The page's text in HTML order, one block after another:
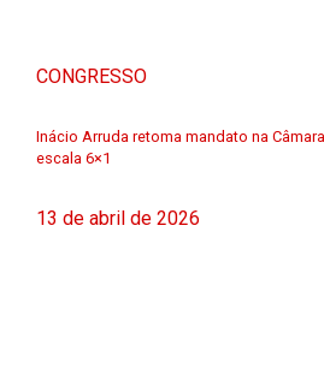
CONGRESSO
Inácio Arruda retoma mandato na
escala 6×1
13 de abril de 2026